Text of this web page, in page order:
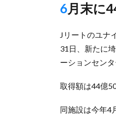
6月末
Jリートのユナ
31日、新たに
ーションセン
取得額は44億
同施設は今年4